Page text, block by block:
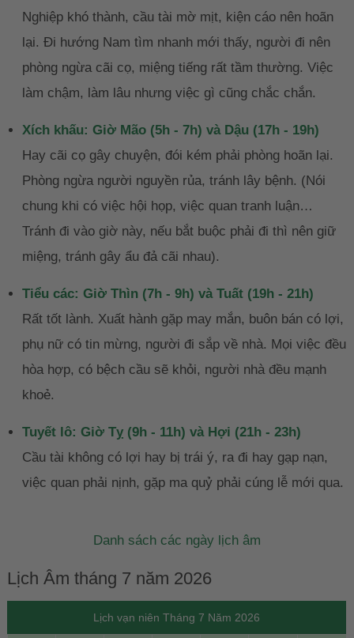
Nghiệp khó thành, cầu tài mờ mịt, kiện cáo nên hoãn
lại. Đi hướng Nam tìm nhanh mới thấy, người đi nên
phòng ngừa cãi cọ, miệng tiếng rất tầm thường. Việc
làm chậm, làm lâu nhưng việc gì cũng chắc chắn.
Xích khấu: Giờ Mão (5h - 7h) và Dậu (17h - 19h)
Hay cãi cọ gây chuyện, đói kém phải phòng hoãn lại.
Phòng ngừa người nguyền rủa, tránh lây bệnh. (Nói
chung khi có việc hội họp, việc quan tranh luận…
Tránh đi vào giờ này, nếu bắt buộc phải đi thì nên giữ
miệng, tránh gây ẩu đả cãi nhau).
Tiểu các: Giờ Thìn (7h - 9h) và Tuất (19h - 21h)
Rất tốt lành. Xuất hành gặp may mắn, buôn bán có lợi,
phụ nữ có tin mừng, người đi sắp về nhà. Mọi việc đều
hòa hợp, có bệch cầu sẽ khỏi, người nhà đều mạnh
khoẻ.
Tuyết lô: Giờ Tỵ (9h - 11h) và Hợi (21h - 23h)
Cầu tài không có lợi hay bị trái ý, ra đi hay gạp nạn,
việc quan phải nịnh, gặp ma quỷ phải cúng lễ mới qua.
Danh sách các ngày lịch âm
Lịch Âm tháng 7 năm 2026
Lịch vạn niên Tháng 7 Năm 2026